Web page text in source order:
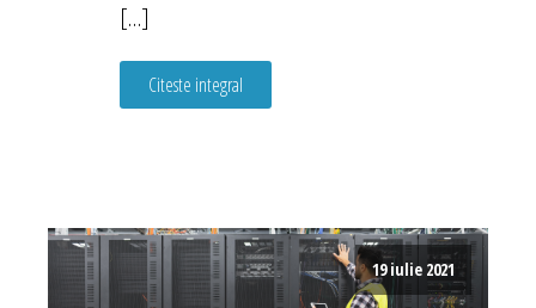
[…]
Citeste integral
19 iulie 2021